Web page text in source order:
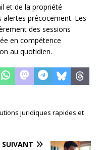
et de la propriété
précocement. Les
des sessions
en compétence
au quotidien.
juridiques rapides et
SUIVANT